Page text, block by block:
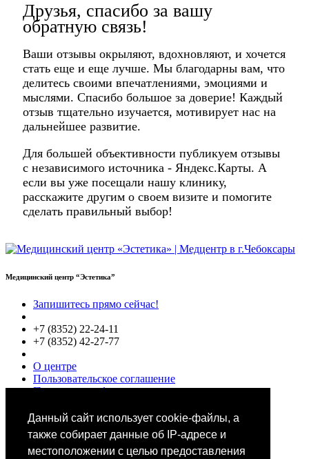
Данный сайт использует cookie-файлы, а
также собирает данные об IP-адресе и
местоположении с целью предоставления
Друзья, спасибо за вашу
обратную связь!
Ваши отзывы окрыляют, вдохновляют, и хочется
стать еще и еще лучше. Мы благодарны вам, что
делитесь своими впечатлениями, эмоциями и
мыслями. Спасибо большое за доверие! Каждый
отзыв тщательно изучается, мотивирует нас на
дальнейшее развитие.
Для большей объективности публикуем отзывы
с независимого источника - Яндекс.Карты. А
если вы уже посещали нашу клинику,
расскажите другим о своем визите и помогите
сделать правильный выбор!
Медицинский центр “Эстетика”
Запишитесь прямо сейчас!
+7 (8352) 22-24-11
+7 (8352) 42-27-77
О центре
Пользовательское соглашение
Политики конфиденциальности
Специалисты
Выбор звезд